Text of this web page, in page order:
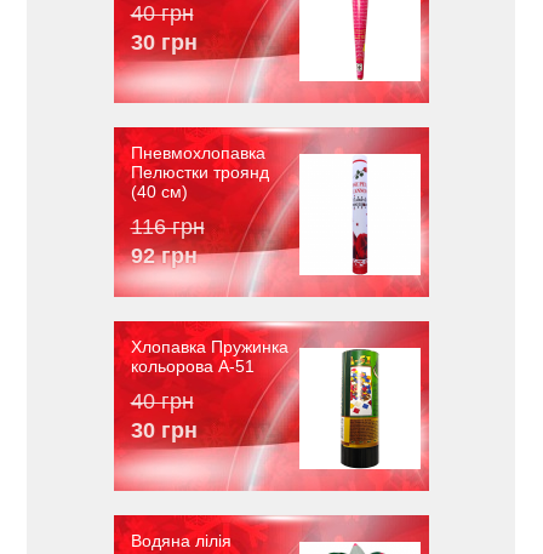
40 грн
30 грн
Пневмохлопавка
Пелюстки троянд
(40 см)
116 грн
92 грн
Хлопавка Пружинка
кольорова A-51
40 грн
30 грн
Водяна лілія